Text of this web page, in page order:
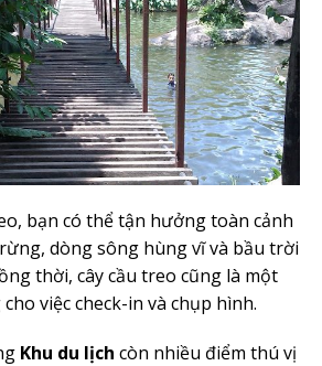
bạn có thể tận hưởng toàn cảnh
dòng sông hùng vĩ và bầu trời
thời, cây cầu treo cũng là một
việc check-in và chụp hình.
Khu du lịch còn nhiều điểm thú vị